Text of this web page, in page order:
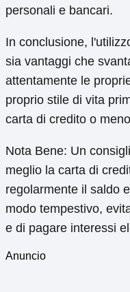
personali e bancari.
In conclusione,
sia vantaggi che
attentamente le
proprio stile di vita
carta di credito o
Nota Bene: Un
meglio la carta di
regolarmente il saldo
modo tempestivo,
e di pagare interessi
Anuncio